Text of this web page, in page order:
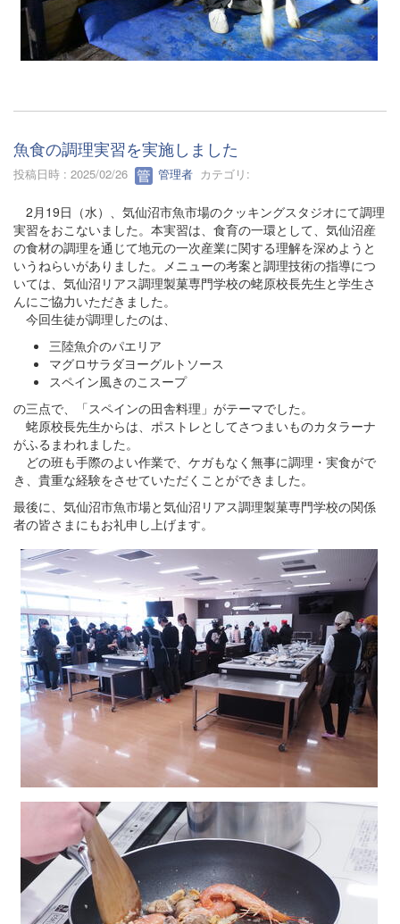
魚食の調理実習を実施しました
投稿日時 : 2025/02/26 管理者 カテゴリ:
2月19日（水）、気仙沼市魚市場のクッキングスタジオにて調理
実習をおこないました。本実習は、食育の一環として、気仙沼産
の食材の調理を通じて地元の一次産業に関する理解を深めようと
いうねらいがありました。メニューの考案と調理技術の指導につ
いては、気仙沼リアス調理製菓専門学校の蛯原校長先生と学生さ
んにご協力いただきました。
今回生徒が調理したのは、
三陸魚介のパエリア
マグロサラダヨーグルトソース
スペイン風きのこスープ
の三点で、「スペインの田舎料理」がテーマでした。
蛯原校長先生からは、ポストレとしてさつまいものカタラーナ
がふるまわれました。
どの班も手際のよい作業で、ケガもなく無事に調理・実食がで
き、貴重な経験をさせていただくことができました。
最後に、気仙沼市魚市場と気仙沼リアス調理製菓専門学校の関係
者の皆さまにもお礼申し上げます。